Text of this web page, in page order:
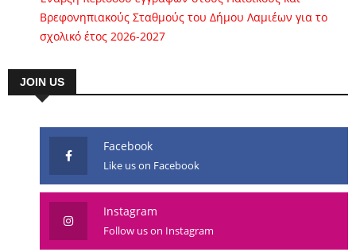
Βρεφονηπιακούς Σταθμούς του Δήμου Λαμιέων για το
σχολικό έτος 2026-2027
JOIN US
Facebook
Like us on Facebook
Instagram
Follow us on Instagram